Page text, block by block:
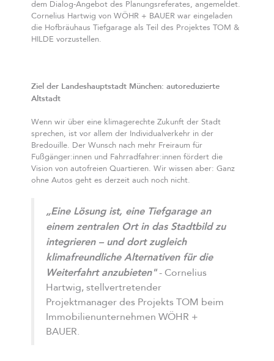
dem Dialog-Angebot des Planungsreferates, angemeldet.
Cornelius Hartwig von WÖHR + BAUER war eingeladen
die Hofbräuhaus Tiefgarage als Teil des Projektes TOM &
HILDE vorzustellen.
Ziel der Landeshauptstadt München: autoreduzierte
Altstadt
Wenn wir über eine klimagerechte Zukunft der Stadt
sprechen, ist vor allem der Individualverkehr in der
Bredouille. Der Wunsch nach mehr Freiraum für
Fußgänger:innen und Fahrradfahrer:innen fördert die
Vision von autofreien Quartieren. Wir wissen aber: Ganz
ohne Autos geht es derzeit auch noch nicht.
„Eine Lösung ist, eine Tiefgarage an
einem zentralen Ort in das Stadtbild zu
integrieren – und dort zugleich
klimafreundliche Alternativen für die
Weiterfahrt anzubieten"- Cornelius
Hartwig, stellvertretender
Projektmanager des Projekts TOM beim
Immobilienunternehmen WÖHR +
BAUER.